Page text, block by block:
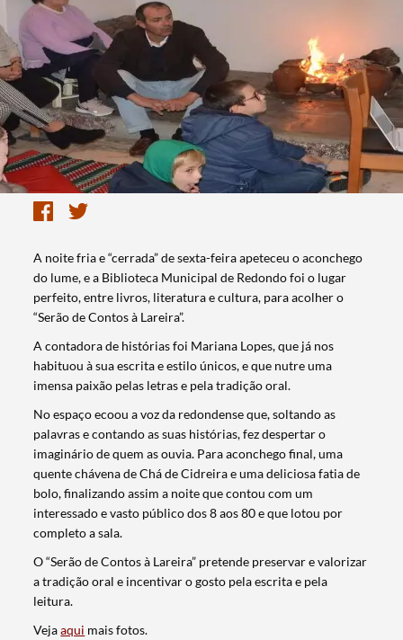
A noite fria e “cerrada” de sexta-feira apeteceu o aconchego
do lume, e a Biblioteca Municipal de Redondo foi o lugar
perfeito, entre livros, literatura e cultura, para acolher o
“Serão de Contos à Lareira”.
A contadora de histórias foi Mariana Lopes, que já nos
habituou à sua escrita e estilo únicos, e que nutre uma
imensa paixão pelas letras e pela tradição oral.
No espaço ecoou a voz da redondense que, soltando as
palavras e contando as suas histórias, fez despertar o
imaginário de quem as ouvia. Para aconchego final, uma
quente chávena de Chá de Cidreira e uma deliciosa fatia de
bolo, finalizando assim a noite que contou com um
interessado e vasto público dos 8 aos 80 e que lotou por
completo a sala.
O “Serão de Contos à Lareira” pretende preservar e valorizar
a tradição oral e incentivar o gosto pela escrita e pela
leitura.
Vejaaqui mais fotos.